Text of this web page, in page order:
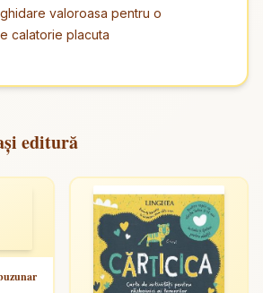
valoroasa pentru o
calatorie placuta
editură